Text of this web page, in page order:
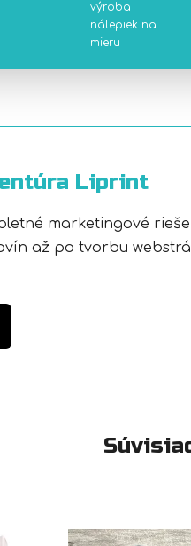
výroba
nálepiek na
mieru
Liprint
marketingové
až po tvorbu